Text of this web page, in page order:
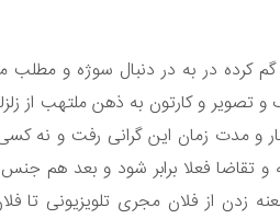
کرده در به در دنبال سوژه و مطلب
تصویر و کارتون به ذهن ملتهب از
و مدت زمان این گرانی رفت و نه
تقاضا فعلا برابر شود و بعد هم
زدن از فلان مجری تلویزیونی تا